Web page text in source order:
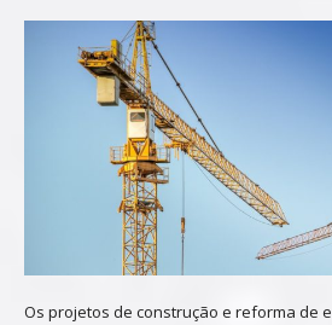
Os projetos de construção e reforma de